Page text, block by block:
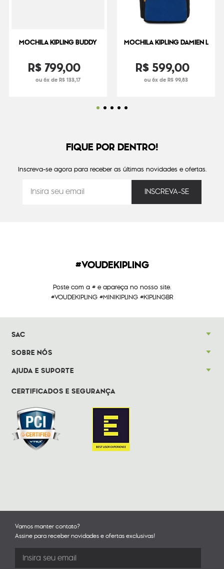
MOCHILA KIPLING BUDDY
R$799,00
ou 6x de R$ 133,17
MOCHILA KIPLING DAMIEN L
R$599,00
ou 6x de R$ 99,83
FIQUE POR DENTRO!
Inscreva-se agora para receber as últimas novidades e ofertas.
#VOUDEKIPLING
Poste com a # e apareça no nosso site.
#VOUDEKIPLING #MINIKIPLING #KIPLINGBR
SAC
SOBRE NÓS
AJUDA E SUPORTE
CERTIFICADOS E SEGURANÇA
Vamos manter contato?
Assine para receber novidades e ofertas exclusivas!